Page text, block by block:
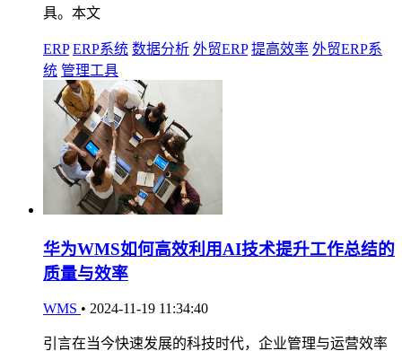
具。本文
ERP ERP系统 数据分析 外贸ERP 提高效率 外贸ERP系
统 管理工具
华为WMS如何高效利用AI技术提升工作总结的
质量与效率
WMS • 2024-11-19 11:34:40
引言在当今快速发展的科技时代，企业管理与运营效率